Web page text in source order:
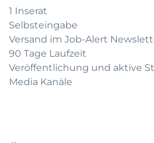
1 Inserat
Selbsteingabe
Versand im Job-Alert
90 Tage Laufzeit
Veröffentlichung und aktive
Media Kanäle